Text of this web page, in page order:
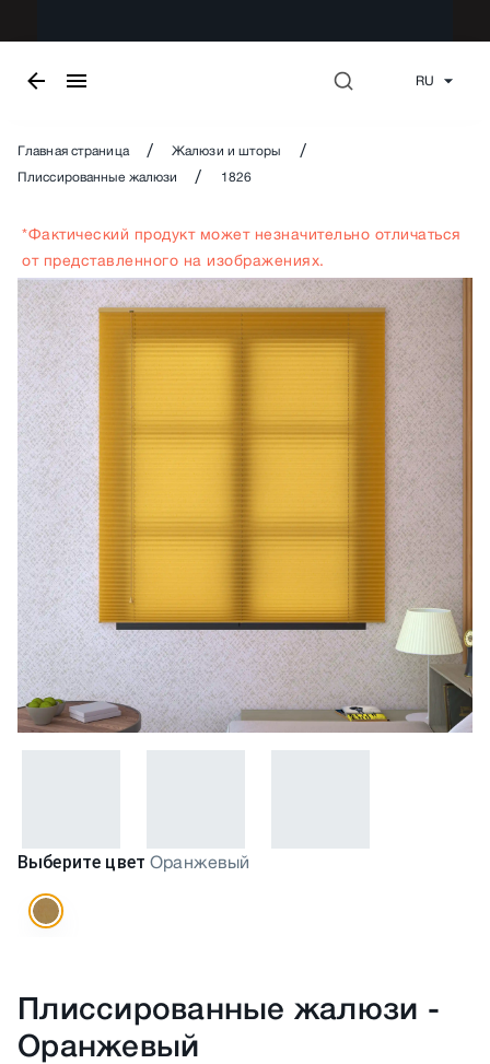
RU
Главная страница / Жалюзи и шторы /
Плиссированные жалюзи / 1826
*Фактический продукт может незначительно отличаться
от представленного на изображениях.
Выберите цвет Оранжевый
Плиссированные жалюзи -
Оранжевый